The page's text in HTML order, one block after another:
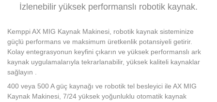
İzlenebilir yüksek performanslı robotik kaynak.
Kemppi AX MIG Kaynak Makinesi, robotik kaynak sisteminize
güçlü performans ve maksimum üretkenlik potansiyeli getirir.
Kolay entegrasyonun keyfini çıkarın ve yüksek performanslı ark
kaynak uygulamalarıyla tekrarlanabilir, yüksek kaliteli kaynaklar
sağlayın .
400 veya 500 A güç kaynağı ve robotik tel besleyici ile AX MIG
Kaynak Makinesi, 7/24 yüksek yoğunluklu otomatik kaynak